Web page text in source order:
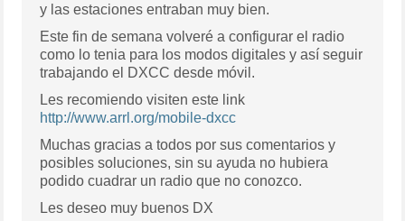
y las estaciones entraban muy bien.
Este fin de semana volveré a configurar el radio
como lo tenia para los modos digitales y así seguir
trabajando el DXCC desde móvil.
Les recomiendo visiten este link
http://www.arrl.org/mobile-dxcc
Muchas gracias a todos por sus comentarios y
posibles soluciones, sin su ayuda no hubiera
podido cuadrar un radio que no conozco.
Les deseo muy buenos DX